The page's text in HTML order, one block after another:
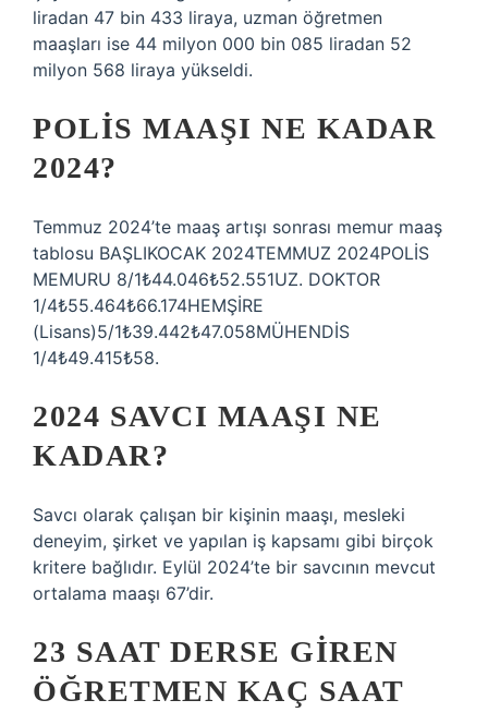
liradan 47 bin 433 liraya, uzman öğretmen
maaşları ise 44 milyon 000 bin 085 liradan 52
milyon 568 liraya yükseldi.
POLIS MAAŞI NE KADAR
2024?
Temmuz 2024’te maaş artışı sonrası memur maaş
tablosu BAŞLIKOCAK 2024TEMMUZ 2024POLİS
MEMURU 8/1₺44.046₺52.551UZ. DOKTOR
1/4₺55.464₺66.174HEMŞİRE
(Lisans)5/1₺39.442₺47.058MÜHENDİS
1/4₺49.415₺58.
2024 SAVCI MAAŞI NE
KADAR?
Savcı olarak çalışan bir kişinin maaşı, mesleki
deneyim, şirket ve yapılan iş kapsamı gibi birçok
kritere bağlıdır. Eylül 2024’te bir savcının mevcut
ortalama maaşı 67’dir.
23 SAAT DERSE GIREN
ÖĞRETMEN KAÇ SAAT